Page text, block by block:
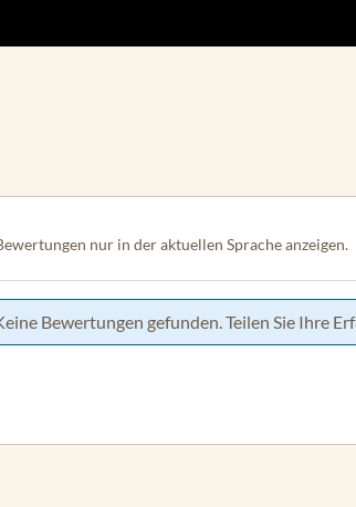
nur in der aktuellen Sprache anzeigen.
Bewertungen gefunden. Teilen Sie Ihre